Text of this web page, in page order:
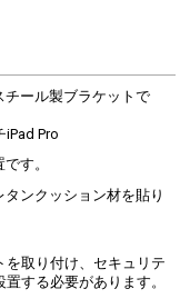
チール製ブラケットで
Pro
す。
ンクッション材を貼り
取り付け、セキュリテ
する必要があります。